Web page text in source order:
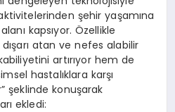
şehir yaşamına
kapsıyor. Özellikle
atan ve nefes alabilir
artırıyor hem de
hastalıklara karşı
şeklinde konuşarak
ekledi: